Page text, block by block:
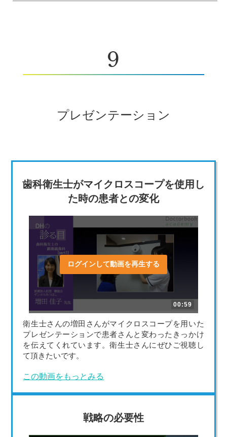
9
プレゼンテーション
歯科衛生士がマイクロスコープを使用し
た時の患者との変化
ログインして動画を再生する
00:59
衛生士さんの増田さんがマイクロスコープを用いた
プレゼンテーションで患者さんと変わったきっかけ
を伝えてくれています。衛生士さんにぜひご視聴し
て頂きたいです。
この動画をもっとみる
戦略の必要性